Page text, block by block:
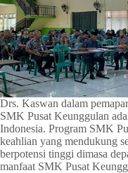
Drs. Kaswan dalam
SMK Pusat Keunggulan
Indonesia. Program SMK
keahlian yang mendukung
berpotensi tinggi dimasa
manfaat SMK Pusat